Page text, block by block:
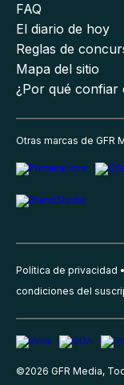
FAQ
El diario de hoy
Reglas de
Mapa del sitio
¿Por qué confiar
Otras marcas de GFR
Política de privacidad
condiciones del
©2026 GFR Media,